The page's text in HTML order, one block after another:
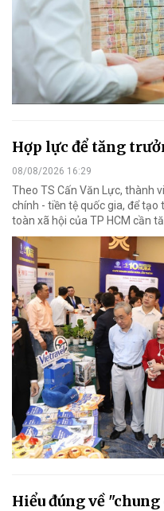
Hợp lực để tăng
08/08/2026 16:29
Theo TS Cấn Văn Lực, thành
chính - tiền tệ quốc gia, để
toàn xã hội của TP HCM cần
Hiểu đúng về